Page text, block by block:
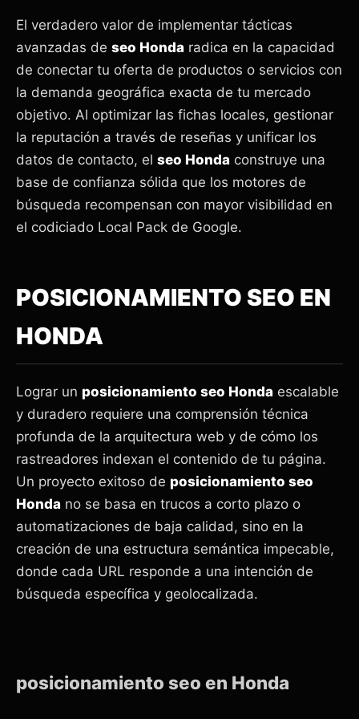
El verdadero valor de implementar tácticas
avanzadas de seo Honda radica en la capacidad
de conectar tu oferta de productos o servicios con
la demanda geográfica exacta de tu mercado
objetivo. Al optimizar las fichas locales, gestionar
la reputación a través de reseñas y unificar los
datos de contacto, el seo Honda construye una
base de confianza sólida que los motores de
búsqueda recompensan con mayor visibilidad en
el codiciado Local Pack de Google.
POSICIONAMIENTO SEO EN
HONDA
Lograr un posicionamiento seo Honda escalable
y duradero requiere una comprensión técnica
profunda de la arquitectura web y de cómo los
rastreadores indexan el contenido de tu página.
Un proyecto exitoso de posicionamiento seo
Honda no se basa en trucos a corto plazo o
automatizaciones de baja calidad, sino en la
creación de una estructura semántica impecable,
donde cada URL responde a una intención de
búsqueda específica y geolocalizada.
posicionamiento seo en Honda